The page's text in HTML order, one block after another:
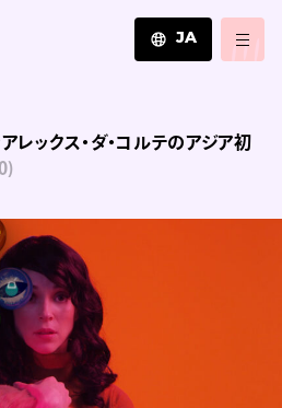
JA
ZH
ックス・ダ・コルテのアジア初